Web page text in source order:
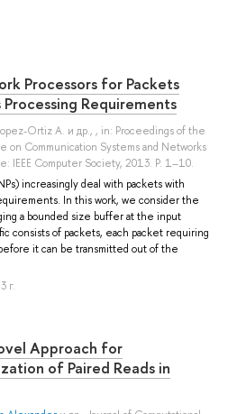
Processors for Packets
Requirements
Ortiz A. и др., , in: Proceedings of the
Communication Systems and Networks
IEEE Computer Society, 2013. P. 1–10.
increasingly deal with packets with
In this work, we consider the
a bounded size buffer at the input
consists of packets, each packet requiring
it can be transmitted out of the
г.
Approach for
of Paired Reads in